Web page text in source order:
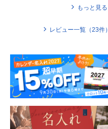
もっと見る
レビュー一覧（23件）